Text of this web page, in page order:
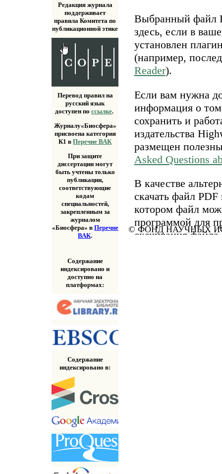
Редакция журнала
поддерживает
правила Комитета по
публикационной этике
Перевод правил на
русский язык
доступен поссылке.
Журналу«Биосфера»
присвоена категория
К1 вПеречне ВАК
При защите
диссертации могут
быть учтены только
публикации,
соответствующие
кодам
специальностей,
закрепленным за
журналом
«Биосфера» в Перечне
ВАК.
Содержание
индексировано и
доступно на
платформах:
Содержание
индексировано в:
Выбранный файл
здесь, если в
установлен
(например,
Reader).
Если вам нужна
информация о
сохранить и
издательства
размещен
Asked Questions
В качестве
скачать файл
котором файл
программой для
скачивания
© ФОНД НАУЧНЫХ